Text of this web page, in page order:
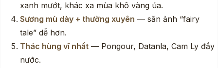
xanh mướt, khác xa mùa khô vàng úa.
Sương mù dày + thường xuyên — săn ảnh “fairy
tale” dễ hơn.
Thác hùng vĩ nhất — Pongour, Datanla, Cam Ly đầy
nước.